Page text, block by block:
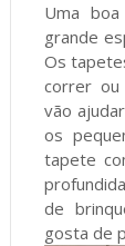
Uma
grande
Os
correr ou
vão
os
tapete
de
gosta de